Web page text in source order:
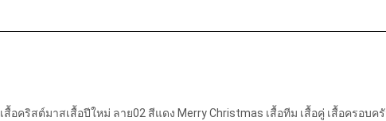
เสื้อคริสต์มาสเสื้อปีใหม่ ลาย02 สีแดง Merry Christmas เสื้อทีม เสื้อคู่ เสื้อครอบค